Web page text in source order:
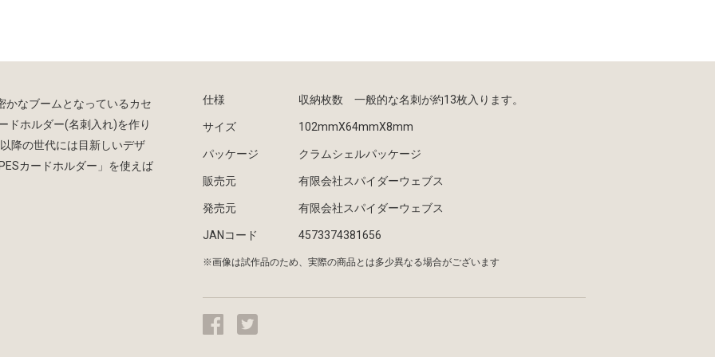
かなブームとなっているカセ
ドホルダー(名刺入れ)を作り
降の世代には目新しいデザ
カードホルダー」を使えば
仕様 収納枚数 一般的な名刺が約13枚入ります。
サイズ 102mmX64mmX8mm
パッケージ クラムシェルパッケージ
販売元 有限会社スパイダーウェブス
発売元 有限会社スパイダーウェブス
JANコード 4573374381656
※画像は試作品のため、実際の商品とは多少異なる場合がございます